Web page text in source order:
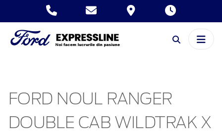
FORD NOUL RANGER
DOUBLE CAB WILDTRAK X